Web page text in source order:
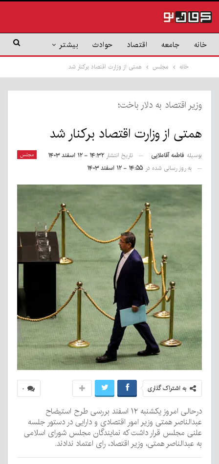
خانه جامعه اقتصاد حوادث بیشتر
خانه مجلس همتی از وزارت اقتصاد برکنار شد
وزیر اقتصاد به دلار باخت؛
همتی از وزارت اقتصاد برکنار شد
مجلس بوسیله فاطمه آقاملایی تاریخ انتشار ۱۴:۳۲ - ۱۲ اسفند ۱۴۰۳
به روز رسانی شده در ۱۴:۵۵ - ۱۲ اسفند ۱۴۰۳
۰ به اشتراک گذاری
درحالی امروز یکشنبه ۱۲ اسفند بررسی طرح استیضاح
عبدالناصر همتی وزیر امور اقتصادی و دارایی در دستور جلسه
علنی مجلس قرار داشت که نمایندگان مجلس شورای اسلامی
به عبدالناصر همتی، وزیر اقتصاد، رای اعتماد ندادند.